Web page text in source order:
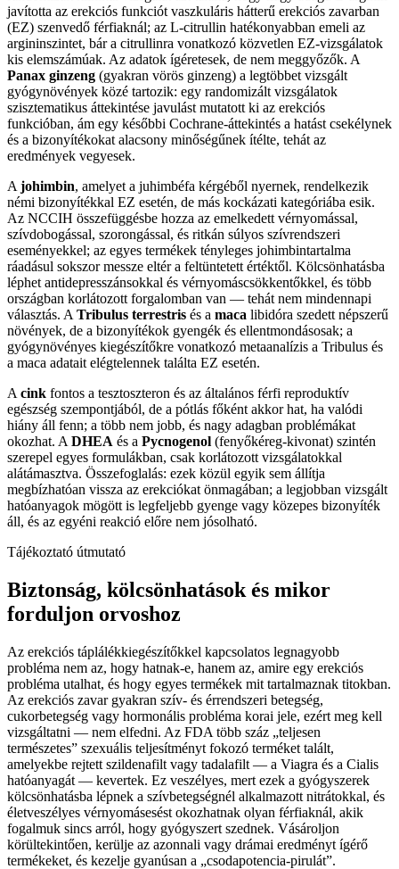
javította az erekciós funkciót vaszkuláris hátterű erekciós zavarban
(EZ) szenvedő férfiaknál; az L-citrullin hatékonyabban emeli az
argininszintet, bár a citrullinra vonatkozó közvetlen EZ-vizsgálatok
kis elemszámúak. Az adatok ígéretesek, de nem meggyőzők. A
Panax ginzeng (gyakran vörös ginzeng) a legtöbbet vizsgált
gyógynövények közé tartozik: egy randomizált vizsgálatok
szisztematikus áttekintése javulást mutatott ki az erekciós
funkcióban, ám egy későbbi Cochrane-áttekintés a hatást csekélynek
és a bizonyítékokat alacsony minőségűnek ítélte, tehát az
eredmények vegyesek.
A johimbin, amelyet a juhimbéfa kérgéből nyernek, rendelkezik
némi bizonyítékkal EZ esetén, de más kockázati kategóriába esik.
Az NCCIH összefüggésbe hozza az emelkedett vérnyomással,
szívdobogással, szorongással, és ritkán súlyos szívrendszeri
eseményekkel; az egyes termékek tényleges johimbintartalma
ráadásul sokszor messze eltér a feltüntetett értéktől. Kölcsönhatásba
léphet antidepresszánsokkal és vérnyomáscsökkentőkkel, és több
országban korlátozott forgalomban van — tehát nem mindennapi
választás. A Tribulus terrestris és a maca libidóra szedett népszerű
növények, de a bizonyítékok gyengék és ellentmondásosak; a
gyógynövényes kiegészítőkre vonatkozó metaanalízis a Tribulus és
a maca adatait elégtelennek találta EZ esetén.
A cink fontos a tesztoszteron és az általános férfi reproduktív
egészség szempontjából, de a pótlás főként akkor hat, ha valódi
hiány áll fenn; a több nem jobb, és nagy adagban problémákat
okozhat. A DHEA és a Pycnogenol (fenyőkéreg-kivonat) szintén
szerepel egyes formulákban, csak korlátozott vizsgálatokkal
alátámasztva. Összefoglalás: ezek közül egyik sem állítja
megbízhatóan vissza az erekciókat önmagában; a legjobban vizsgált
hatóanyagok mögött is legfeljebb gyenge vagy közepes bizonyíték
áll, és az egyéni reakció előre nem jósolható.
Tájékoztató útmutató
Biztonság, kölcsönhatások és mikor
forduljon orvoshoz
Az erekciós táplálékkiegészítőkkel kapcsolatos legnagyobb
probléma nem az, hogy hatnak-e, hanem az, amire egy erekciós
probléma utalhat, és hogy egyes termékek mit tartalmaznak titokban.
Az erekciós zavar gyakran szív- és érrendszeri betegség,
cukorbetegség vagy hormonális probléma korai jele, ezért meg kell
vizsgáltatni — nem elfedni. Az FDA több száz „teljesen
természetes” szexuális teljesítményt fokozó terméket talált,
amelyekbe rejtett szildenafilt vagy tadalafilt — a Viagra és a Cialis
hatóanyagát — kevertek. Ez veszélyes, mert ezek a gyógyszerek
kölcsönhatásba lépnek a szívbetegségnél alkalmazott nitrátokkal, és
életveszélyes vérnyomásesést okozhatnak olyan férfiaknál, akik
fogalmuk sincs arról, hogy gyógyszert szednek. Vásároljon
körültekintően, kerülje az azonnali vagy drámai eredményt ígérő
termékeket, és kezelje gyanúsan a „csodapotencia-pirulát”.